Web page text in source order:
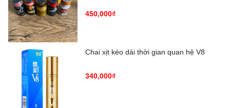
450,000₫
Chai xịt kéo dài thời gian quan hệ V8
340,000₫